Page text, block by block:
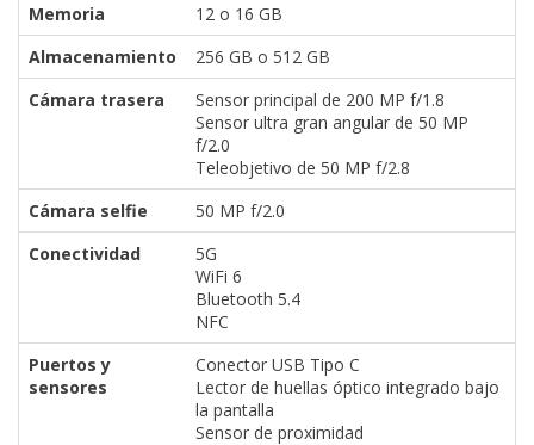
Memoria
12 o 16 GB
Almacenamiento
256 GB o 512 GB
Cámara trasera
Sensor principal de 200 MP f/1.8
Sensor ultra gran angular de 50 MP
f/2.0
Teleobjetivo de 50 MP f/2.8
Cámara selfie
50 MP f/2.0
Conectividad
5G
WiFi 6
Bluetooth 5.4
NFC
Puertos y
sensores
Conector USB Tipo C
Lector de huellas óptico integrado bajo
la pantalla
Sensor de proximidad